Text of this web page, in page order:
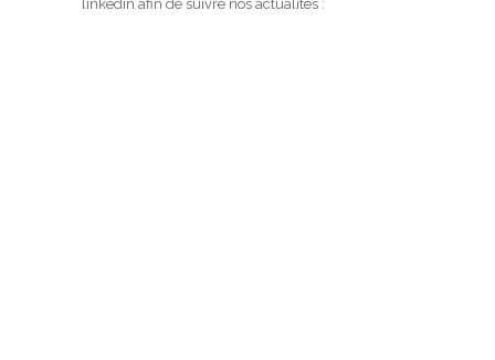
linkedin afin de suivre nos actualités :